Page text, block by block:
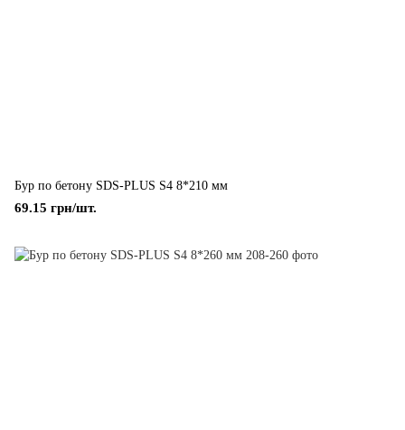
Бур по бетону SDS-PLUS S4 8*210 мм
69.15 грн/шт.